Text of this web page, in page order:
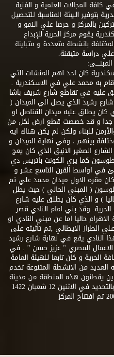
كافة المجالات العلمية و الفنية.
بتوفير البيئة المناسبة للتحصيل
بالمركز و حرصا علي النمو و
يقوم مركز الحرية للإبداع
بانشطة متعددة و متباينة
دراسة متيقنة.
كان احد اهم المنشات التي
به محمد علي في الاسكندرية .
عليه في تقاطع شارع شريف باشا
رشيد الذي يصل الي الميدان (
كان يطلق عليه ميدان القناصل او
جدا و قد خصصت قطع ارض لكل من
للبناء ولكن لم يكن هناك ايه
بينهم ، وفي نهاية الميدان و
الصغير الانيق الذي كان يعج
طوسون كما يري الكونت باتريس دي
في اواسط القرن التاسع عشر و
في 15 فبراير 1888 م و كان مقره الاول ميدان محمد علي ثم
( المبني الحالي ) حيث يطل
) و الذي كان يطلق عليه شارع
وقد بني امام النادي قصر
جريدة الاهرام حاليا اما عن مبني النادي او
الايطالي ,تم تأثيثه على
النادي يقع في نهاية شارع رشيد
الاعمال المصري " عزيز حسن " . في
الحرية و كان تابعا للهيئة العامة
العديد من الانشطة المتنوعة تخدم
يقطنون هذه المنطقة من مدينة
الاسكندرية . و في عام 2001 و بالتحديد في الاثنين 12 شعبان 1422